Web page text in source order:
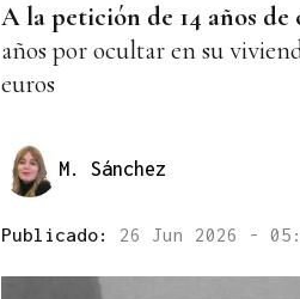
A la petición de 14 años
años por ocultar en su
euros
M. Sánchez
Publicado: 26 Jun 2026 -